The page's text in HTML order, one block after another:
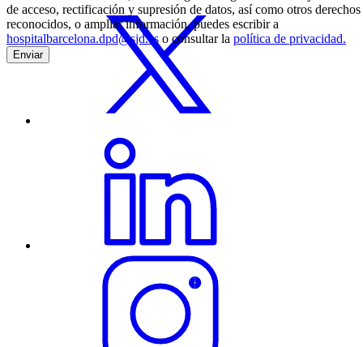
de acceso, rectificación y supresión de datos, así como otros derechos
reconocidos, o ampliar información, puedes escribir a
hospitalbarcelona.dpd@sjd.es o consultar la política de privacidad.